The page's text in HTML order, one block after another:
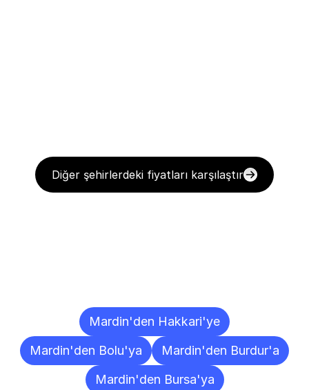
Diğer şehirlerdeki fiyatları karşılaştır
Mardin'den Hakkari'ye
Mardin'den Bolu'ya
Mardin'den Burdur'a
Mardin'den Bursa'ya